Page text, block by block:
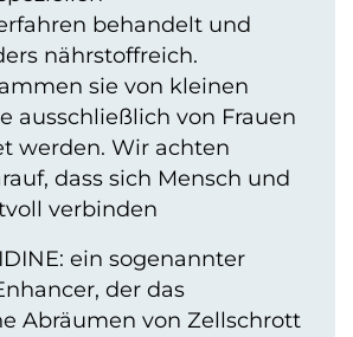
behandelt und
nährstoffreich.
sie von kleinen
ausschließlich von Frauen
werden. Wir achten
dass sich Mensch und
verbinden
ein sogenannter
der das
Abräumen von Zellschrott